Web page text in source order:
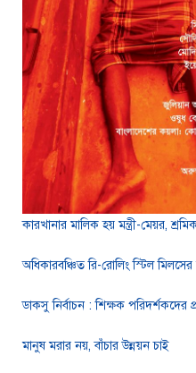
কারখানার মালিক হয় মন্ত্রী-মেয়র,
অধিকারবঞ্চিত রি-রোলিং স্টিল
ডাকসু নির্বাচন : শিক্ষক পরিদর্শকদের
মানুষ মরার নয়, বাঁচার উন্নয়ন চাই